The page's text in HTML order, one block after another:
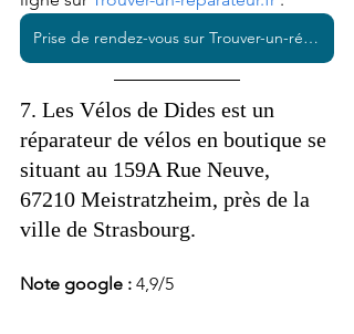
Prise de rendez-vous sur Trouver-un-réparateur.fr
7. Les Vélos de Dides est un
réparateur de vélos en boutique se
situant au 159A Rue Neuve,
67210 Meistratzheim, près de la
ville de Strasbourg.
Note google : 4,9/5